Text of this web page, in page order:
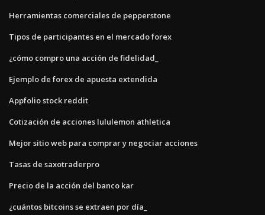
Herramientas comerciales de pepperstone
Tipos de participantes en el mercado forex
¿cómo compro una acción de fidelidad_
Ejemplo de forex de apuesta extendida
Appfolio stock reddit
Cotización de acciones lululemon athletica
Mejor sitio web para comprar y negociar acciones
Tasas de saxotraderpro
Precio de la acción del banco kar
¿cuántos bitcoins se extraen por día_